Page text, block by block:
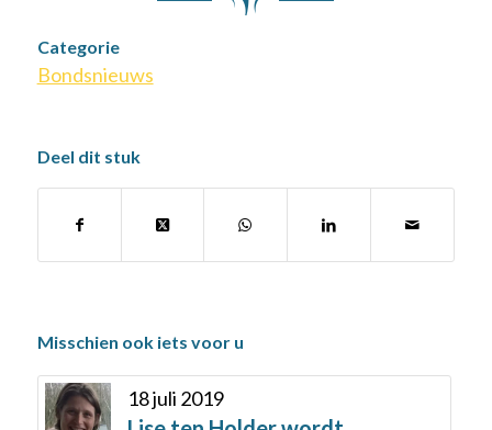
Categorie
Bondsnieuws
Deel dit stuk
Misschien ook iets voor u
18 juli 2019